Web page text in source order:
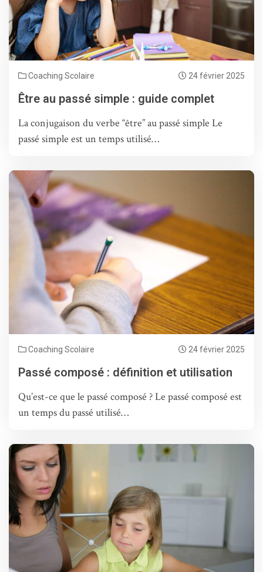
Coaching Scolaire 24 février 2025
Être au passé simple : guide complet
La conjugaison du verbe “être” au passé simple Le
passé simple est un temps utilisé…
Coaching Scolaire 24 février 2025
Passé composé : définition et utilisation
Qu’est-ce que le passé composé ? Le passé composé est
un temps du passé utilisé…